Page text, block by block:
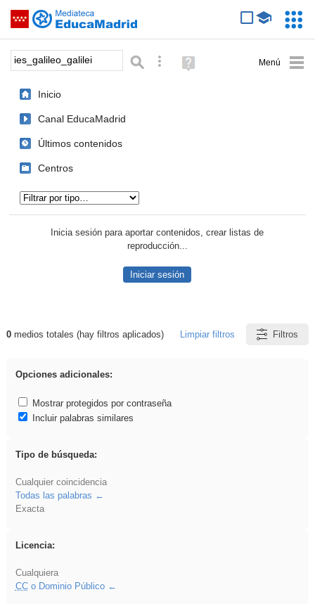
Saltar navegación
Palabra o frase: Búsqueda avanzada
Ayuda
(en
Inicio
Canal EducaMadrid
Últimos contenidos
Centros
Inicia sesión para aportar contenidos, crear listas de
reproducción...
Iniciar sesión
Resultados de: ies_galileo_galilei
0medios totales (hay filtros aplicados) Limpiar filtros Filtros
Opciones adicionales:
Mostrar protegidos por contraseña
Incluir palabras similares
Tipo de búsqueda:
Cualquier coincidencia
Todas las palabras
Exacta
Licencia:
Cualquiera
CCo Dominio Público